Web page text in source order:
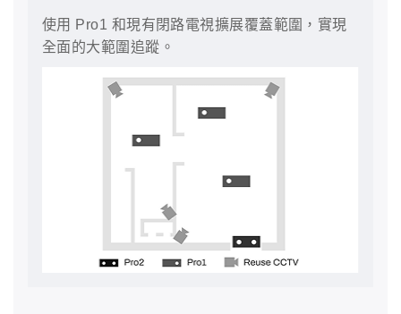
使用 Pro1 和現有閉路電視擴展覆蓋範圍，實現
全面的大範圍追蹤。